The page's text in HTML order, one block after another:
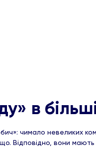
в
чимало невеликих
Відповідно, вони мають